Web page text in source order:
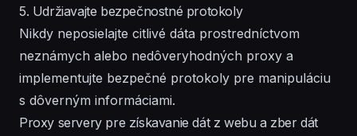
5. Udržiavajte bezpečnostné protokoly
Nikdy neposielajte citlivé dáta prostredníctvom
neznámych alebo nedôveryhodných proxy a
implementujte bezpečné protokoly pre manipuláciu
s dôverným informáciami.
Proxy servery pre získavanie dát z webu a zber dát